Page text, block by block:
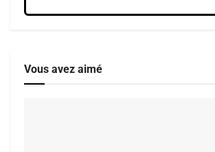
Vous avez aimé